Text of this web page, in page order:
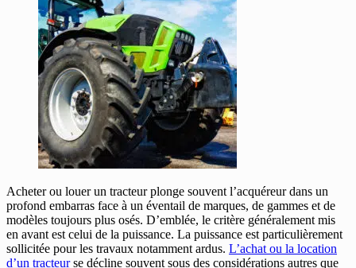
Acheter ou louer un tracteur plonge souvent l’acquéreur dans un
profond embarras face à un éventail de marques, de gammes et de
modèles toujours plus osés. D’emblée, le critère généralement mis
en avant est celui de la puissance. La puissance est particulièrement
sollicitée pour les travaux notamment ardus. L’achat ou la location
d’un tracteurse décline souvent sous des considérations autres que